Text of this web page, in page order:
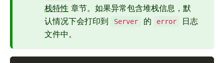
栈特性 章节。如果异常包含堆栈信息，默
认情况下会打印到
Server 的 error
日志
文件中。